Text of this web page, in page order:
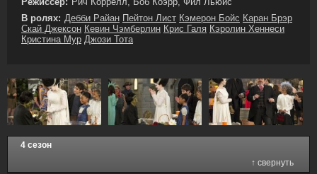
В ролях: Дебби Райан Пейтон Лист Кэмерон Бойс Каран Брэр
Скай Джексон Кевин Чэмберлин Крис Галя Кэролин Хеннеси
Кристина Мур Джози Тота
4 сезон
↑ свернуть